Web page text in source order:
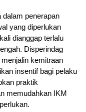
dalam penerapan
yang diperlukan
dianggap terlalu
Disperindag
kemitraan
insentif bagi pelaku
praktik
memudahkan IKM